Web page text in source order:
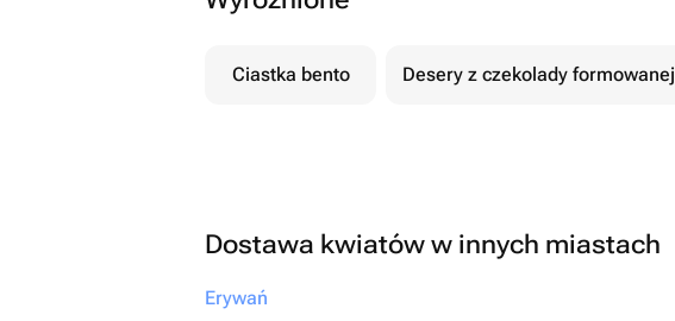
Ciastka bento Desery z czekolady formowanej
Dostawa kwiatów w innych miastach
Erywań